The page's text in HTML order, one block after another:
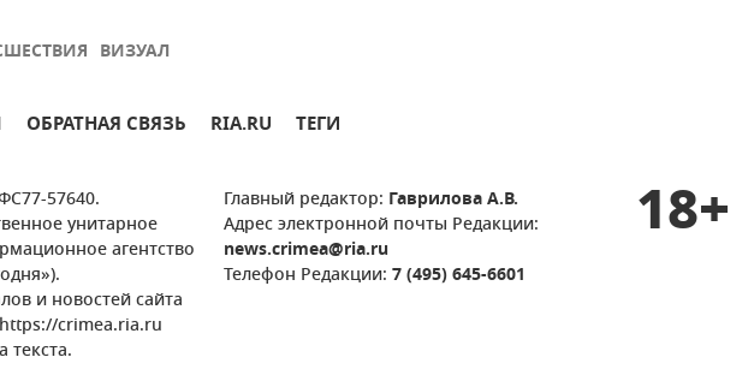
ВИЗУАЛ
ОБРАТНАЯ СВЯЗЬ RIA.RU ТЕГИ
57640.
унитарное
агентство
и новостей сайта
crimea.ria.ru
текста.
Главный редактор: Гаврилова А.В.
Адрес электронной почты Редакции:
news.crimea@ria.ru
Телефон Редакции: 7 (495) 645-6601
18+